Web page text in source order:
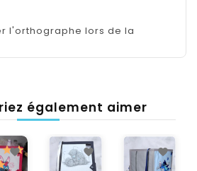
l'orthographe lors de la
également aimer